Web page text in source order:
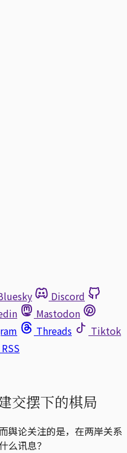
Discord
Mastodon
Threads
Tiktok
RSS
交摆下的棋局
舆论关注的是，在两岸关系
么讯息？